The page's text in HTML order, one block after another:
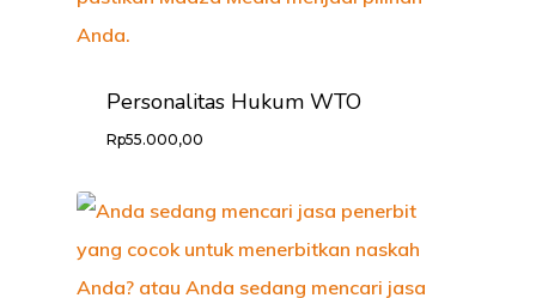
Personalitas Hukum WTO
Rp55.000,00